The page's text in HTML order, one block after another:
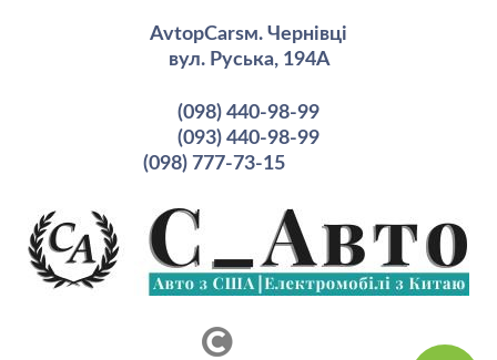
AvtopCarsм. Чернівці
вул. Руська, 194А
(098) 440-98-99
(093) 440-98-99
(098) 777-73-15рмация